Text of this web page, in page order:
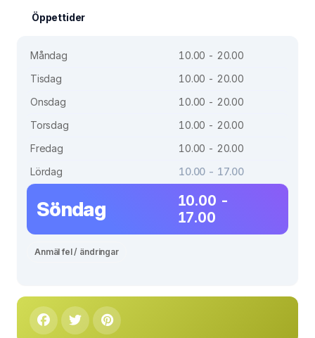
Öppettider
Måndag
10.00 - 20.00
Tisdag
10.00 - 20.00
Onsdag
10.00 - 20.00
Torsdag
10.00 - 20.00
Fredag
10.00 - 20.00
Lördag
10.00 - 17.00
Söndag
10.00 -
17.00
Anmäl fel / ändringar